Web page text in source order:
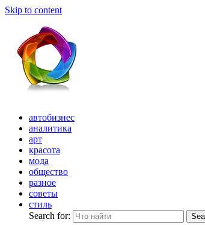
Skip to content
автобизнес
аналитика
арт
красота
мода
общество
разное
советы
стиль
Search for: